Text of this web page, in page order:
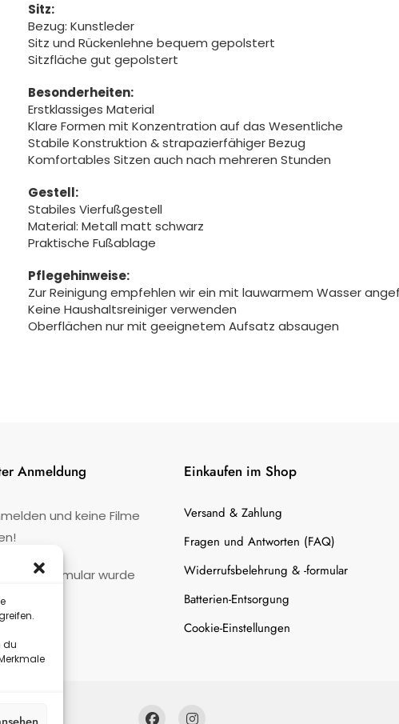
du
Sitz:
Bezug: Kunstleder
Sitz und Rückenlehne bequem gepolstert
Sitzfläche gut gepolstert
Besonderheiten:
Erstklassiges Material
Klare Formen mit Konzentration auf das Wesentliche
Stabile Konstruktion & strapazierfähiger Bezug
Komfortables Sitzen auch nach mehreren Stunden
Gestell:
Stabiles Vierfußgestell
Material: Metall matt schwarz
Praktische Fußablage
Pflegehinweise:
Zur Reinigung empfehlen wir ein mit lauwarmem Wasser
Keine Haushaltsreiniger verwenden
Oberflächen nur mit geeignetem Aufsatz absaugen
Anmeldung
und keine Filme
Kontaktformular wurde
Einkaufen im Shop
Versand & Zahlung
Fragen und Antworten (FAQ)
Widerrufsbelehrung & -formular
Batterien-Entsorgung
Cookie-Einstellungen